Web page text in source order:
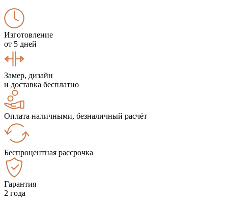
Изготовление
от 5 дней
Замер, дизайн
и доставка бесплатно
Оплата наличными, безналичный расчёт
Беспроцентная рассрочка
Гарантия
2 года